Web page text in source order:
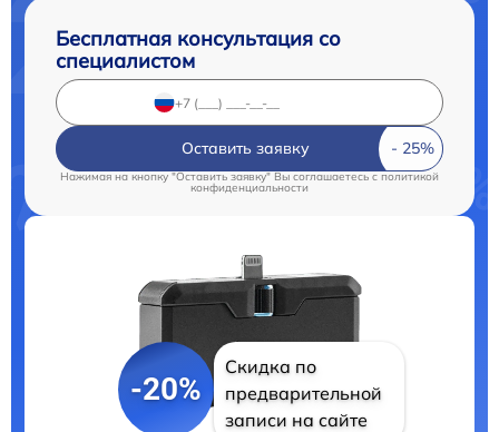
Бесплатная консультация со
специалистом
Оставить заявку
Нажимая на кнопку "Оставить заявку" Вы соглашаетесь c политикой
конфиденциальности
-20%
Скидка по
предварительной
записи на сайте